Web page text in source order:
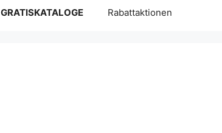
GRATISKATALOGE Rabattaktionen